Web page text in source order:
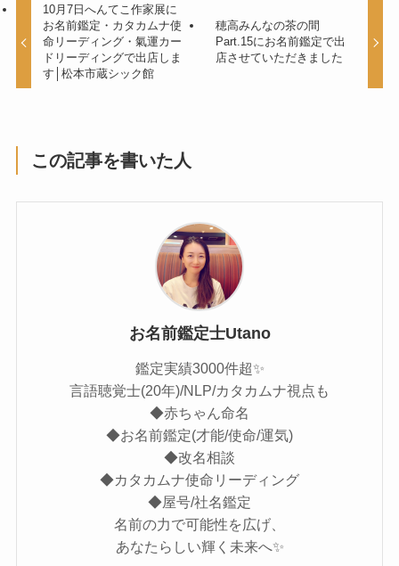
10月7日へんてこ作家展に
お名前鑑定・カタカムナ使
命リーディング・氣運カー
ドリーディングで出店しま
す│松本市蔵シック館
穂高みんなの茶の間
Part.15にお名前鑑定で出
店させていただきました
この記事を書いた人
お名前鑑定士Utano
鑑定実績3000件超✨
言語聴覚士(20年)/NLP/カタカムナ視点も
◆赤ちゃん命名
◆お名前鑑定(才能/使命/運気)
◆改名相談
◆カタカムナ使命リーディング
◆屋号/社名鑑定
名前の力で可能性を広げ、
あなたらしい輝く未来へ✨